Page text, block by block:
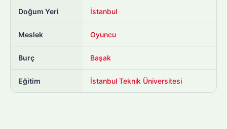
Doğum Yeri İstanbul
Meslek Oyuncu
Burç Başak
Eğitim İstanbul Teknik Üniversitesi